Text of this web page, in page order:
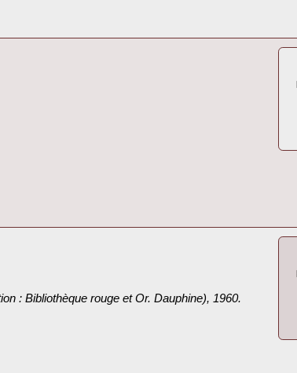
: Bibliothèque rouge et Or. Dauphine), 1960.‎